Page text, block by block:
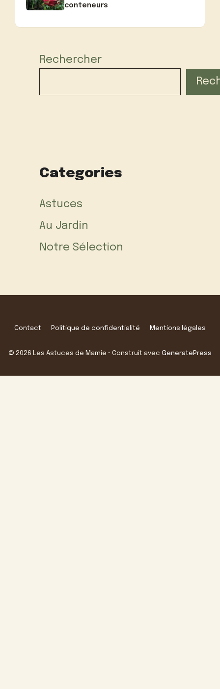
conteneurs
Rechercher
Categories
Astuces
Au Jardin
Notre Sélection
Contact Politique de confidentialité Mentions légales
© 2026 Les Astuces de Mamie • Construit avec GeneratePress